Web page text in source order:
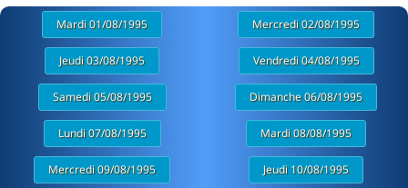
Mardi 01/08/1995 Mercredi 02/08/1995
Jeudi 03/08/1995 Vendredi 04/08/1995
Samedi 05/08/1995 Dimanche 06/08/1995
Lundi 07/08/1995 Mardi 08/08/1995
Mercredi 09/08/1995 Jeudi 10/08/1995